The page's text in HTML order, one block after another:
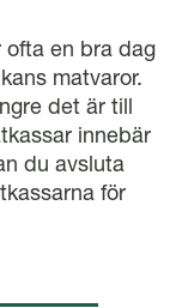
ofta en bra dag
matvaror.
det är till
innebär
du avsluta
för